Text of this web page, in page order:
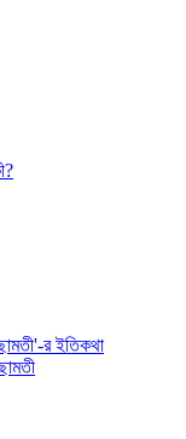
র ইতিকথা